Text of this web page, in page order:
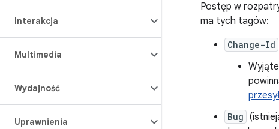
Interakcja
Multimedia
Wydajność
Uprawnienia
Postęp w
ma tych tagów:
Change-Id
Bug